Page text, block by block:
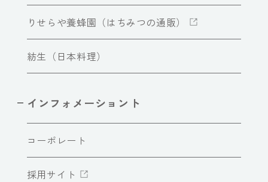
りせらや養蜂園（はちみつの通販）
紡生（日本料理）
インフォメーショント
コーポレート
採用サイト